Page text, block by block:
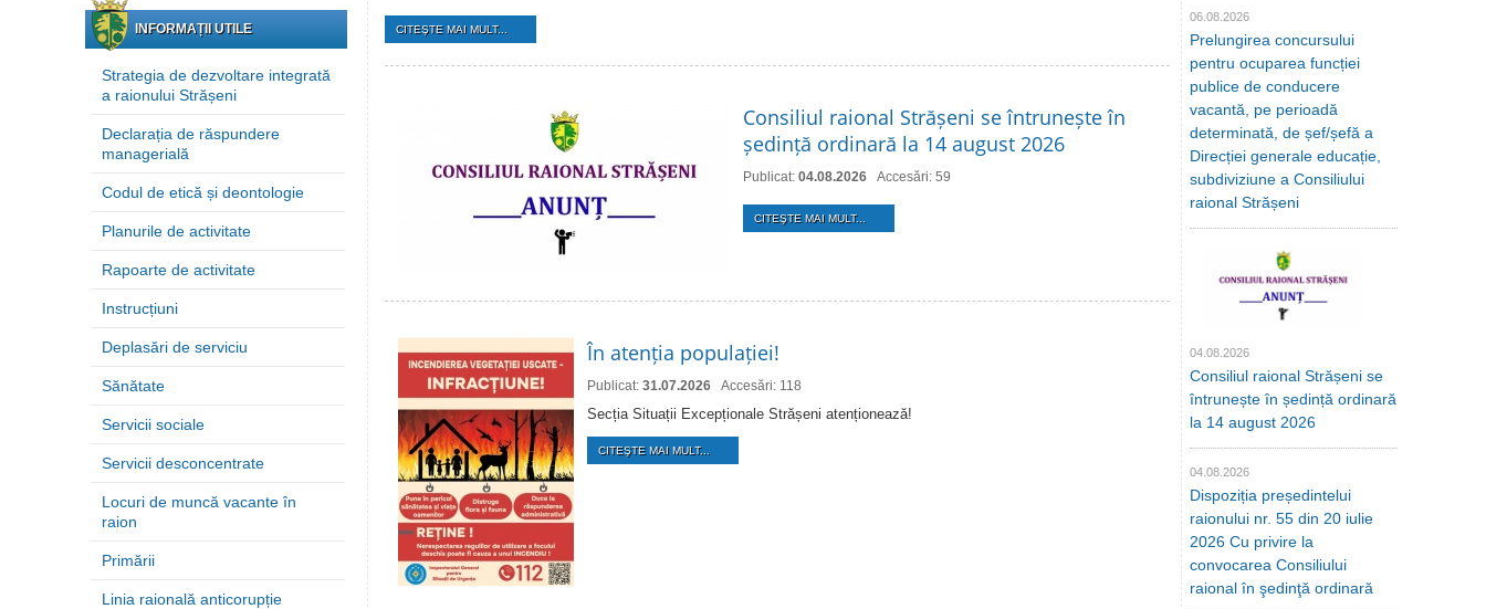
INFORMAȚII UTILE
Strategia de dezvoltare integrată
a raionului Strășeni
Declarația de răspundere
managerială
Codul de etică și deontologie
Planurile de activitate
Rapoarte de activitate
Instrucțiuni
Deplasări de serviciu
Sănătate
Servicii sociale
Servicii desconcentrate
Locuri de muncă vacante în
raion
Primării
Linia raională anticorupție
CITEŞTE MAI MULT...
Consiliul raional Strășeni se întrunește în
ședință ordinară la 14 august 2026
Publicat: 04.08.2026 Accesări: 59
CITEŞTE MAI MULT...
În atenția populației!
Publicat: 31.07.2026 Accesări: 118
Secția Situații Excepționale Strășeni atenționează!
CITEŞTE MAI MULT...
06.08.2026
Prelungirea concursului
pentru ocuparea funcției
publice de conducere
vacantă, pe perioadă
determinată, de șef/șefă a
Direcției generale educație,
subdiviziune a Consiliului
raional Strășeni
04.08.2026
Consiliul raional Strășeni se
întrunește în ședință ordinară
la 14 august 2026
04.08.2026
Dispoziția președintelui
raionului nr. 55 din 20 iulie
2026 Cu privire la
convocarea Consiliului
raional în şedinţă ordinară